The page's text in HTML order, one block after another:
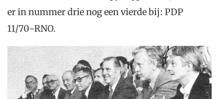
er in nummer drie nog een vierde bij: PDP
11/70-RNO.